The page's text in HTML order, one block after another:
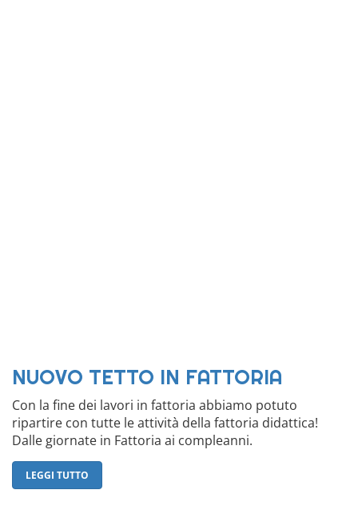
NUOVO TETTO IN FATTORIA
Con la fine dei lavori in fattoria abbiamo potuto
ripartire con tutte le attività della fattoria didattica!
Dalle giornate in Fattoria ai compleanni.
LEGGI TUTTO